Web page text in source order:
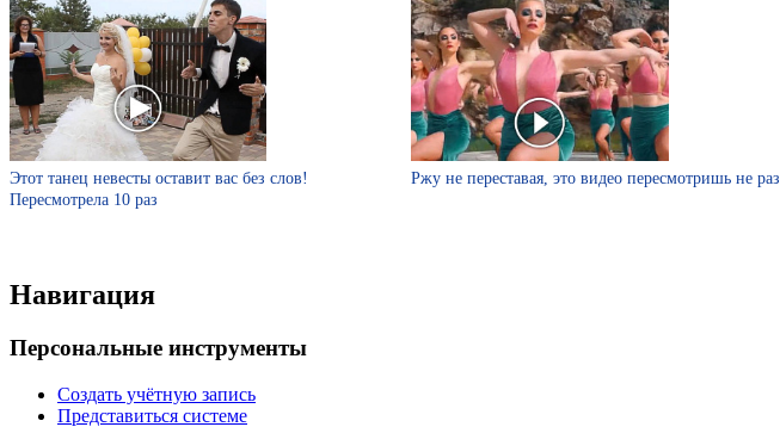
Этот танец невесты оставит вас без слов!
Пересмотрела 10 раз
Ржу не переставая, это видео пересмотришь не раз
Навигация
Персональные инструменты
Создать учётную запись
Представиться системе